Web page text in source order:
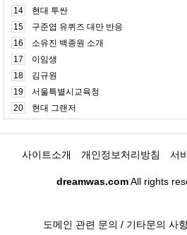
14
현대 투싼
15
구준엽 유퀴즈 대만 반응
16
소유진 백종원 소개
17
이임생
18
김규원
19
서울특별시교육청
20
현대 그랜저
사이트소개 개인정보처리방침 서
dreamwas.comAll rights
도메인 관련 문의 / 기타문의 사